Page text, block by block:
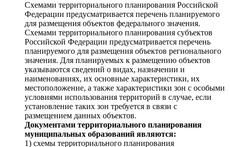
Схемами территориального планирования Российской
Федерации предусматривается перечень планируемого
для размещения объектов федерального значения.
Схемами территориального планирования субъектов
Российской Федерации предусматривается перечень
планируемого для размещения объектов регионального
значения. Для планируемых к размещению объектов
указываются сведений о видах, назначении и
наименованиях, их основные характеристики, их
местоположение, а также характеристики зон с особыми
условиями использования территорий в случае, если
установление таких зон требуется в связи с
размещением данных объектов.
Документами территориального планирования
муниципальных образований являются:
1) схемы территориального планирования